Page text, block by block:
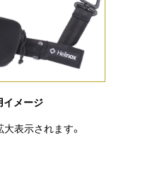
イメージ
表示されます。